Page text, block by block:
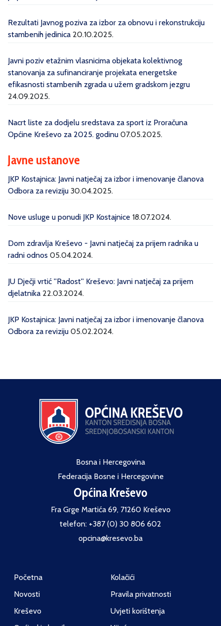
Rezultati Javnog poziva za izbor za obnovu i rekonstrukciju
stambenih jedinica 20.10.2025.
Javni poziv etažnim vlasnicima objekata kolektivnog
stanovanja za sufinanciranje projekata energetske
efikasnosti stambenih zgrada u užem gradskom jezgru
24.09.2025.
Nacrt liste za dodjelu sredstava za sport iz Proračuna
Općine Kreševo za 2025. godinu 07.05.2025.
Javne ustanove
JKP Kostajnica: Javni natječaj za izbor i imenovanje članova
Odbora za reviziju 30.04.2025.
Nove usluge u ponudi JKP Kostajnice 18.07.2024.
Dom zdravlja Kreševo - Javni natječaj za prijem radnika u
radni odnos 05.04.2024.
JU Dječji vrtić ''Radost'' Kreševo: Javni natječaj za prijem
djelatnika 22.03.2024.
JKP Kostajnica: Javni natječaj za izbor i imenovanje članova
Odbora za reviziju 05.02.2024.
Bosna i Hercegovina
Federacija Bosne i Hercegovine
Općina Kreševo
Fra Grge Martića 69, 71260 Kreševo
telefon: +387 (0) 30 806 602
opcina@kresevo.ba
Početna
Novosti
Kreševo
Kolačići
Pravila privatnosti
Uvjeti korištenja